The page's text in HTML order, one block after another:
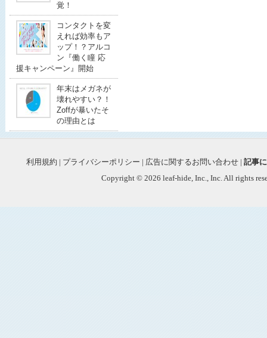
覚！
コンタクトを変
えれば効率もア
ップ！？アルコ
ン『働く瞳 応
援キャンペーン』開始
年末はメガネが
壊れやすい？！
Zoffが暴いたそ
の理由とは
利用規約 | プライバシーポリシー | 広告に関するお問い合わせ | 記事
Copyright © 2026 leaf-hide, Inc., Inc. All rights